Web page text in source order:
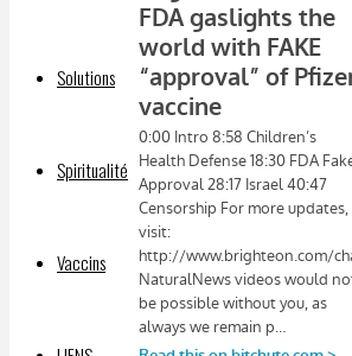
Solutions
Spiritualité
Vaccins